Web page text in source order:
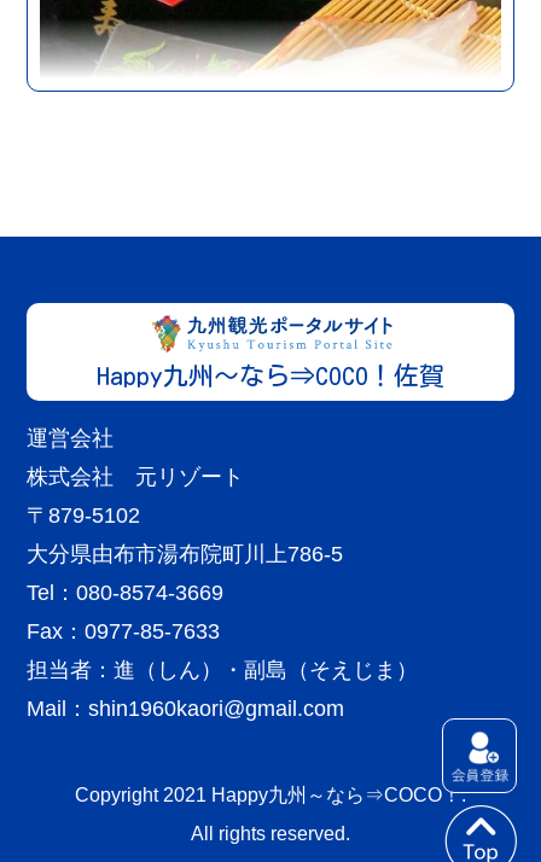
佐賀
鳥栖・神埼エリア
竹乃屋 鳥栖店
昭和51年創業。福岡博多の焼き鳥居酒屋『竹乃...
Happy九州～なら⇒COCO！佐賀
運営会社
株式会社 元リゾート
〒879-5102
大分県由布市湯布院町川上786-5
Tel：080-8574-3669
Fax：0977-85-7633
担当者：進（しん）・副島（そえじま）
Mail：shin1960kaori@gmail.com
Copyright 2021 Happy九州～なら⇒COCO！.
All rights reserved.